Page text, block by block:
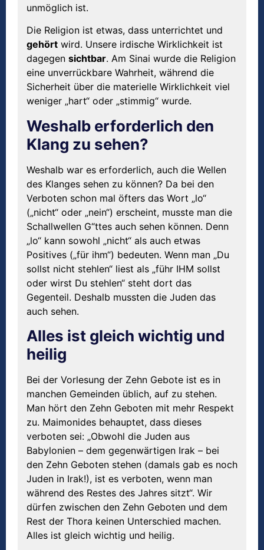
unmöglich ist.
Die Religion ist etwas, dass unterrichtet und
gehört wird. Unsere irdische Wirklichkeit ist
dagegen sichtbar. Am Sinai wurde die Religion
eine unverrückbare Wahrheit, während die
Sicherheit über die materielle Wirklichkeit viel
weniger „hart“ oder „stimmig“ wurde.
Weshalb erforderlich den
Klang zu sehen?
Weshalb war es erforderlich, auch die Wellen
des Klanges sehen zu können? Da bei den
Verboten schon mal öfters das Wort „lo“
(„nicht“ oder „nein“) erscheint, musste man die
Schallwellen G“ttes auch sehen können. Denn
„lo“ kann sowohl „nicht“ als auch etwas
Positives („für ihm“) bedeuten. Wenn man „Du
sollst nicht stehlen“ liest als „führ IHM sollst
oder wirst Du stehlen“ steht dort das
Gegenteil. Deshalb mussten die Juden das
auch sehen.
Alles ist gleich wichtig und
heilig
Bei der Vorlesung der Zehn Gebote ist es in
manchen Gemeinden üblich, auf zu stehen.
Man hört den Zehn Geboten mit mehr Respekt
zu. Maimonides behauptet, dass dieses
verboten sei: „Obwohl die Juden aus
Babylonien – dem gegenwärtigen Irak – bei
den Zehn Geboten stehen (damals gab es noch
Juden in Irak!), ist es verboten, wenn man
während des Restes des Jahres sitzt“. Wir
dürfen zwischen den Zehn Geboten und dem
Rest der Thora keinen Unterschied machen.
Alles ist gleich wichtig und heilig.